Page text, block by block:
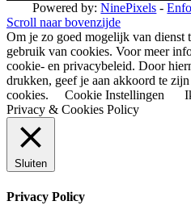
Powered by:NinePixels -
Scroll naar bovenzijde
Om je zo goed mogelijk van dienst
gebruik van cookies. Voor meer
cookie- en privacybeleid. Door
drukken, geef je aan akkoord te
cookies.
Cookie Instellingen
Privacy & Cookies Policy
Sluiten
Privacy Policy